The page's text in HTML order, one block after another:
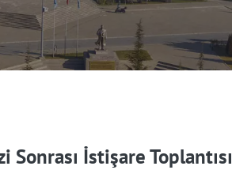
İstişare Toplantısı